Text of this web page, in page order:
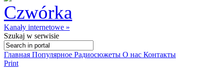
Kanały internetowe »
Szukaj w serwisie
Главная Популярное Радиосюжеты О нас Контакты
Print